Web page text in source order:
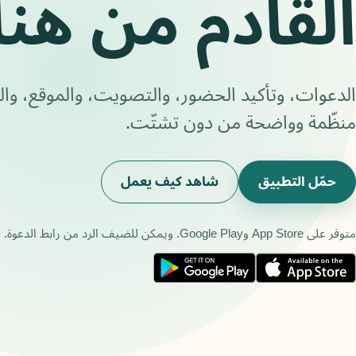
الدعوات، وتأكيد الحضور، والتصويت، والموقع،
منظّمة وواضحة من دون تشتّت.
حمّل التطبيق شاهد كيف يعمل
متوفر على App Store وGoogle Play. ويمكن للضيف الرد من رابط الدعوة.